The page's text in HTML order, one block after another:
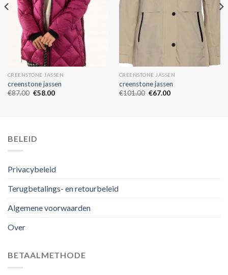
CREENSTONE JASSEN
creenstone jassen
€87.00 €58.00
CREENSTONE JASSEN
creenstone jassen
€101.00 €67.00
BELEID
Privacybeleid
Terugbetalings- en retourbeleid
Algemene voorwaarden
Over
BETAALMETHODE